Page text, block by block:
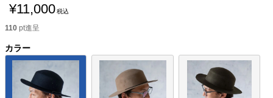
¥11,000税込
110 pt進呈
カラー